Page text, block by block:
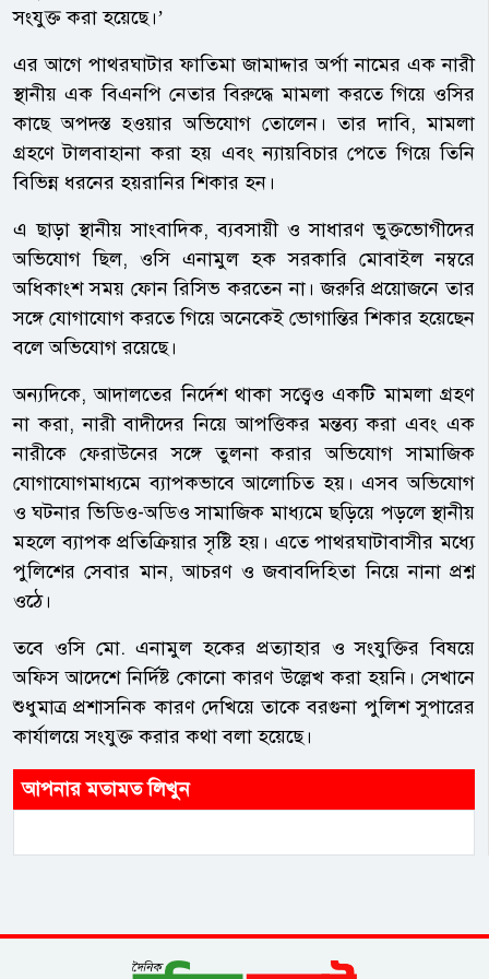
সংযুক্ত করা হয়েছে।’
এর আগে পাথরঘাটার ফাতিমা জামাদ্দার অর্পা নামের এক নারী
স্থানীয় এক বিএনপি নেতার বিরুদ্ধে মামলা করতে গিয়ে ওসির
কাছে অপদস্ত হওয়ার অভিযোগ তোলেন। তার দাবি, মামলা
গ্রহণে টালবাহানা করা হয় এবং ন্যায়বিচার পেতে গিয়ে তিনি
বিভিন্ন ধরনের হয়রানির শিকার হন।
এ ছাড়া স্থানীয় সাংবাদিক, ব্যবসায়ী ও সাধারণ ভুক্তভোগীদের
অভিযোগ ছিল, ওসি এনামুল হক সরকারি মোবাইল নম্বরে
অধিকাংশ সময় ফোন রিসিভ করতেন না। জরুরি প্রয়োজনে তার
সঙ্গে যোগাযোগ করতে গিয়ে অনেকেই ভোগান্তির শিকার হয়েছেন
বলে অভিযোগ রয়েছে।
অন্যদিকে, আদালতের নির্দেশ থাকা সত্ত্বেও একটি মামলা গ্রহণ
না করা, নারী বাদীদের নিয়ে আপত্তিকর মন্তব্য করা এবং এক
নারীকে ফেরাউনের সঙ্গে তুলনা করার অভিযোগ সামাজিক
যোগাযোগমাধ্যমে ব্যাপকভাবে আলোচিত হয়। এসব অভিযোগ
ও ঘটনার ভিডিও-অডিও সামাজিক মাধ্যমে ছড়িয়ে পড়লে স্থানীয়
মহলে ব্যাপক প্রতিক্রিয়ার সৃষ্টি হয়। এতে পাথরঘাটাবাসীর মধ্যে
পুলিশের সেবার মান, আচরণ ও জবাবদিহিতা নিয়ে নানা প্রশ্ন
ওঠে।
তবে ওসি মো. এনামুল হকের প্রত্যাহার ও সংযুক্তির বিষয়ে
অফিস আদেশে নির্দিষ্ট কোনো কারণ উল্লেখ করা হয়নি। সেখানে
শুধুমাত্র প্রশাসনিক কারণ দেখিয়ে তাকে বরগুনা পুলিশ সুপারের
কার্যালয়ে সংযুক্ত করার কথা বলা হয়েছে।
আপনার মতামত লিখুন